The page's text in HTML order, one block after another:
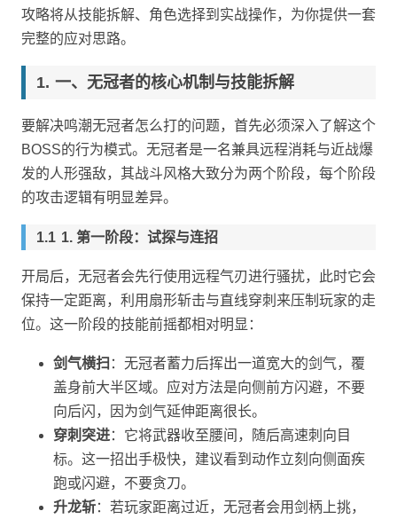
攻略将从技能拆解、角色选择到实战操作，为你提供一套
完整的应对思路。
一、无冠者的核心机制与技能拆解
要解决鸣潮无冠者怎么打的问题，首先必须深入了解这个
BOSS的行为模式。无冠者是一名兼具远程消耗与近战爆
发的人形强敌，其战斗风格大致分为两个阶段，每个阶段
的攻击逻辑有明显差异。
1. 第一阶段：试探与连招
开局后，无冠者会先行使用远程气刃进行骚扰，此时它会
保持一定距离，利用扇形斩击与直线穿刺来压制玩家的走
位。这一阶段的技能前摇都相对明显：
剑气横扫 ：无冠者蓄力后挥出一道宽大的剑气，覆
盖身前大半区域。应对方法是向侧前方闪避，不要
向后闪，因为剑气延伸距离很长。
穿刺突进：它将武器收至腰间，随后高速刺向目
标。这一招出手极快，建议看到动作立刻向侧面疾
跑或闪避，不要贪刀。
升龙斩：若玩家距离过近，无冠者会用剑柄上挑，